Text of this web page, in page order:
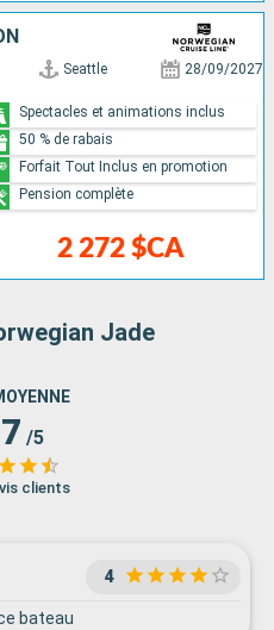
Seattle 28/09/2027
2 272 $CA
Spectacles et animations inclus
50 % de rabais
Forfait Tout Inclus en promotion
Pension complète
Jade
/5
clients
4
bateau